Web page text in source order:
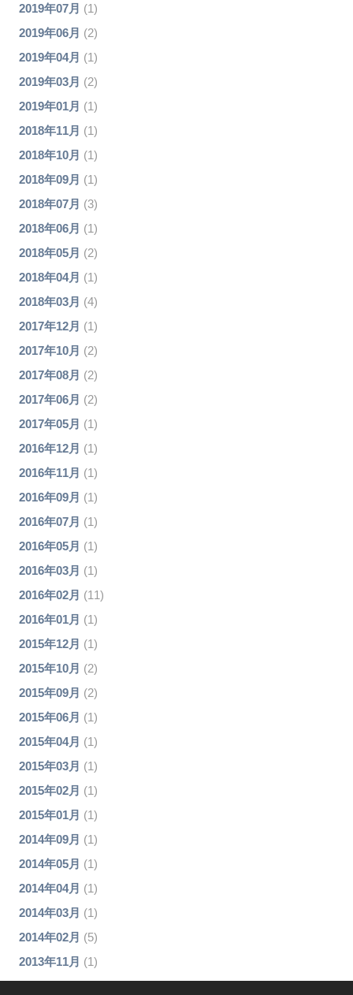
2019年07月 (1)
2019年06月 (2)
2019年04月 (1)
2019年03月 (2)
2019年01月 (1)
2018年11月 (1)
2018年10月 (1)
2018年09月 (1)
2018年07月 (3)
2018年06月 (1)
2018年05月 (2)
2018年04月 (1)
2018年03月 (4)
2017年12月 (1)
2017年10月 (2)
2017年08月 (2)
2017年06月 (2)
2017年05月 (1)
2016年12月 (1)
2016年11月 (1)
2016年09月 (1)
2016年07月 (1)
2016年05月 (1)
2016年03月 (1)
2016年02月 (11)
2016年01月 (1)
2015年12月 (1)
2015年10月 (2)
2015年09月 (2)
2015年06月 (1)
2015年04月 (1)
2015年03月 (1)
2015年02月 (1)
2015年01月 (1)
2014年09月 (1)
2014年05月 (1)
2014年04月 (1)
2014年03月 (1)
2014年02月 (5)
2013年11月 (1)